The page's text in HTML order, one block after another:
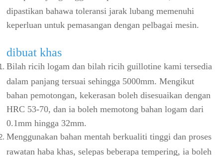
dipastikan bahawa toleransi jarak lubang memenuhi
keperluan untuk pemasangan dengan pelbagai mesin.
dibuat khas
Bilah ricih logam dan bilah ricih guillotine kami tersedia
dalam panjang tersuai sehingga 5000mm. Mengikut
bahan pemotongan, kekerasan boleh disesuaikan dengan
HRC 53-70, dan ia boleh memotong bahan logam dari
0.1mm hingga 32mm.
Menggunakan bahan mentah berkualiti tinggi dan proses
rawatan haba khas, selepas beberapa tempering, ia boleh